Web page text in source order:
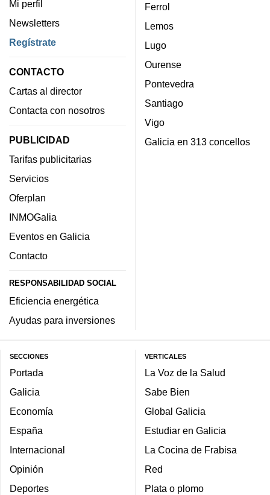
Mi perfil
Newsletters
Regístrate
CONTACTO
Cartas al director
Contacta con nosotros
PUBLICIDAD
Tarifas publicitarias
Servicios
Oferplan
INMOGalia
Eventos en Galicia
Contacto
RESPONSABILIDAD SOCIAL
Eficiencia energética
Ayudas para inversiones
Ferrol
Lemos
Lugo
Ourense
Pontevedra
Santiago
Vigo
Galicia en 313 concellos
SECCIONES
Portada
Galicia
Economía
España
Internacional
Opinión
Deportes
VERTICALES
La Voz de la Salud
Sabe Bien
Global Galicia
Estudiar en Galicia
La Cocina de Frabisa
Red
Plata o plomo